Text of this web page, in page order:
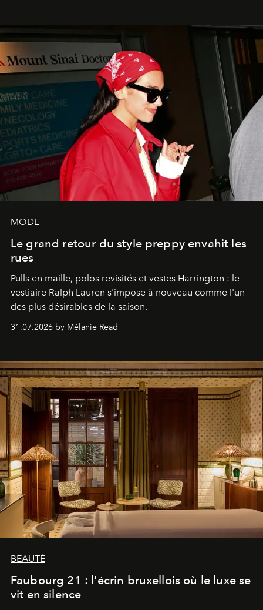
MODE
Le grand retour du style preppy envahit les
rues
Pulls en maille, polos revisités et vestes Harrington : le
vestiaire Ralph Lauren s'impose à nouveau comme l'un
des plus désirables de la saison.
31.07.2026 by Mélanie Read
BEAUTÉ
Faubourg 21 : l'écrin bruxellois où le luxe se
vit en silence